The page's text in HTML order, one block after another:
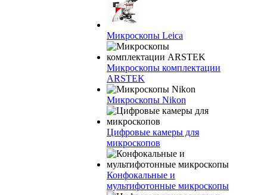
Микроскопы Leica
Микроскопы комплектации
ARSTEK
Микроскопы Nikon
Цифровые камеры для
микроскопов
Конфокальные и
мультифотонные микроскопы